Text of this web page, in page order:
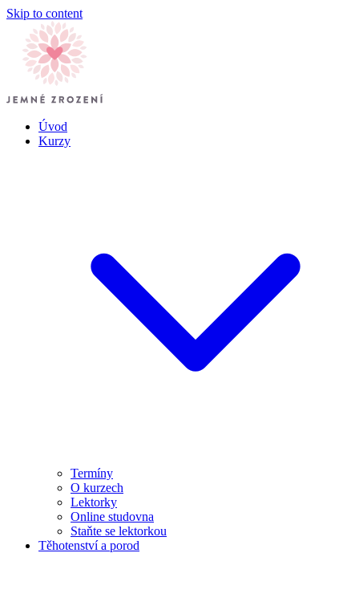
Skip to content
Úvod
Kurzy
Termíny
O kurzech
Lektorky
Online studovna
Staňte se lektorkou
Těhotenství a porod